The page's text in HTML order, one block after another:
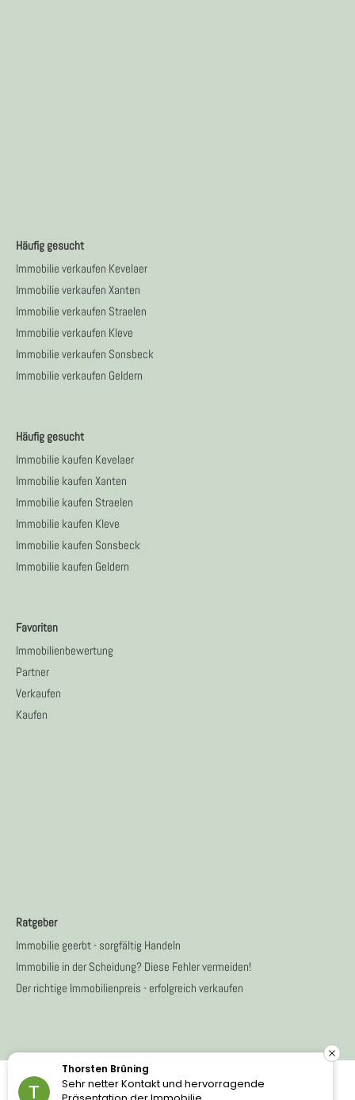
Häufig gesucht
Immobilie verkaufen Kevelaer
Immobilie verkaufen Xanten
Immobilie verkaufen Straelen
Immobilie verkaufen Kleve
Immobilie verkaufen Sonsbeck
Immobilie verkaufen Geldern
Häufig gesucht
Immobilie kaufen Kevelaer
Immobilie kaufen Xanten
Immobilie kaufen Straelen
Immobilie kaufen Kleve
Immobilie kaufen Sonsbeck
Immobilie kaufen Geldern
Favoriten
Immobilienbewertung
Partner
Verkaufen
Kaufen
Ratgeber
Immobilie geerbt - sorgfältig Handeln
Immobilie in der Scheidung? Diese Fehler vermeiden!
Der richtige Immobilienpreis - erfolgreich verkaufen
Copyright © 2026 GIETMANN IMMOBILIEN | Gietmann Immobilien
Kontakt und hervorragende